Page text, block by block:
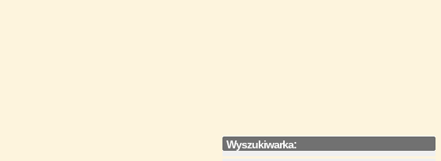
Wyszukiwarka: